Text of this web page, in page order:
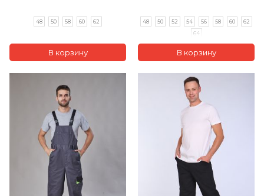
48 50 58 60 62 48 50 52 54 56 58 60
62
64